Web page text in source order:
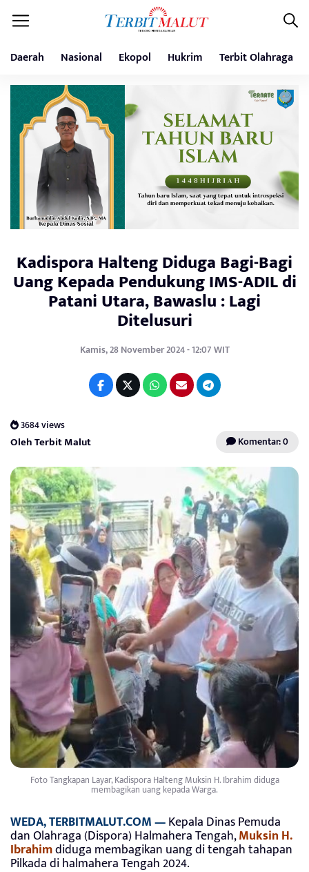
Daerah Nasional Ekopol Hukrim Terbit Olahraga
Kadispora Halteng Diduga Bagi-Bagi
Uang Kepada Pendukung IMS-ADIL di
Patani Utara, Bawaslu : Lagi
Ditelusuri
Kamis, 28 November 2024 - 12:07 WIT
3684 views
Oleh Terbit Malut Komentar: 0
Foto Tangkapan Layar, Kadispora Halteng Muksin H. Ibrahim diduga
membagikan uang kepada Warga.
WEDA, TERBITMALUT.COM —Kepala Dinas Pemuda
dan Olahraga (Dispora) Halmahera Tengah,Muksin H.
Ibrahimdiduga membagikan uang di tengah tahapan
Pilkada di halmahera Tengah 2024.